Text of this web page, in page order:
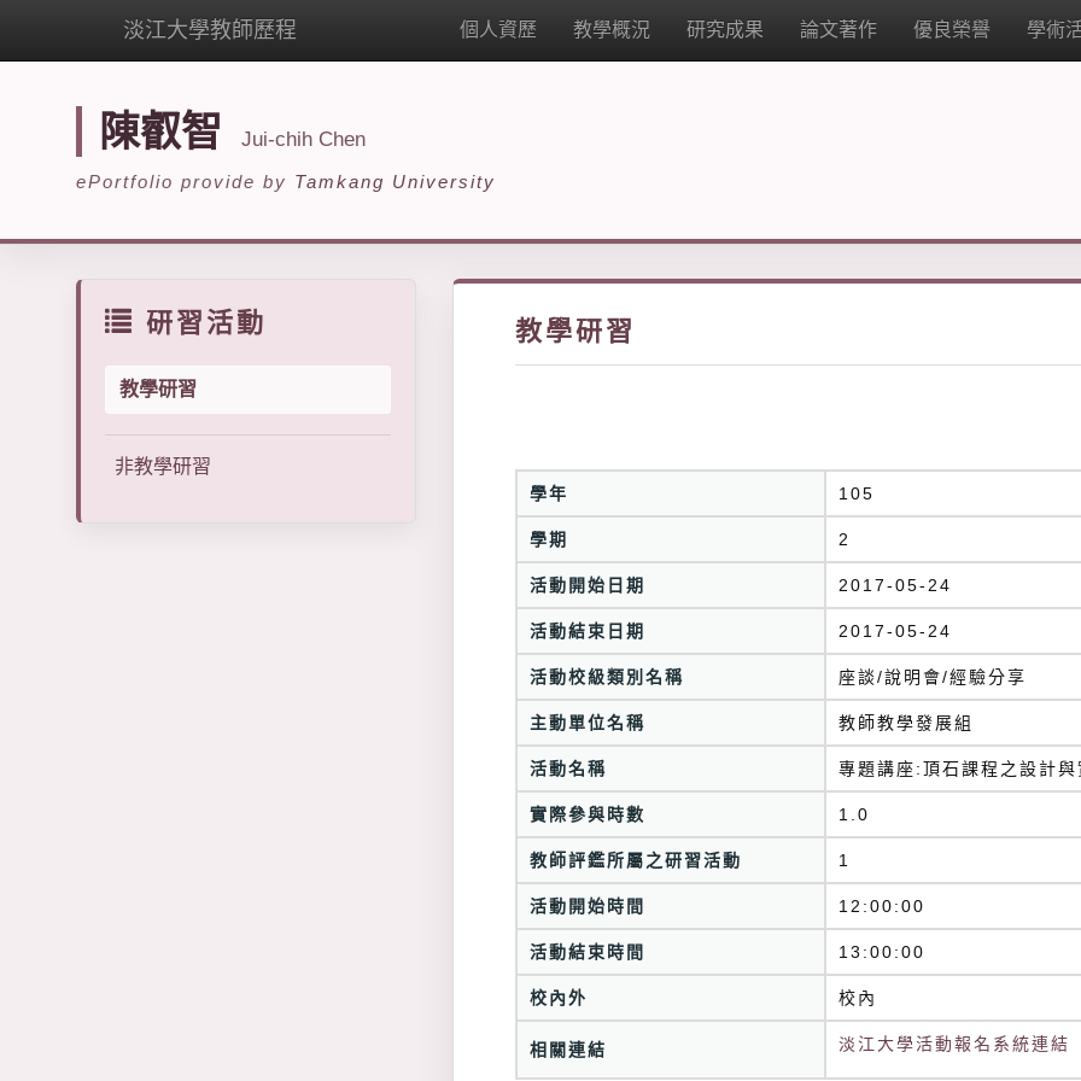
淡江大學教師歷程 個人資歷 教學概況 研究成果 論文著作 優良榮譽 學術
陳叡智 Jui-chih Chen
ePortfolio provide by Tamkang University
研習活動
教學研習
非教學研習
教學研習
學年 105
學期 2
活動開始日期 2017-05-24
活動結束日期 2017-05-24
活動校級類別名稱 座談/說明會/經驗分享
主動單位名稱 教師教學發展組
活動名稱 專題講座:頂石課程之設計與
實際參與時數 1.0
教師評鑑所屬之研習活動 1
活動開始時間 12:00:00
活動結束時間 13:00:00
校內外 校內
相關連結 淡江大學活動報名系統連結